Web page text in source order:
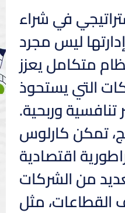
في شراء
ليس مجرد
متكامل يعزز
التي يستحوذ
تنافسية وربحية.
تمكن كارلوس
اقتصادية
من الشركات
القطاعات، مثل